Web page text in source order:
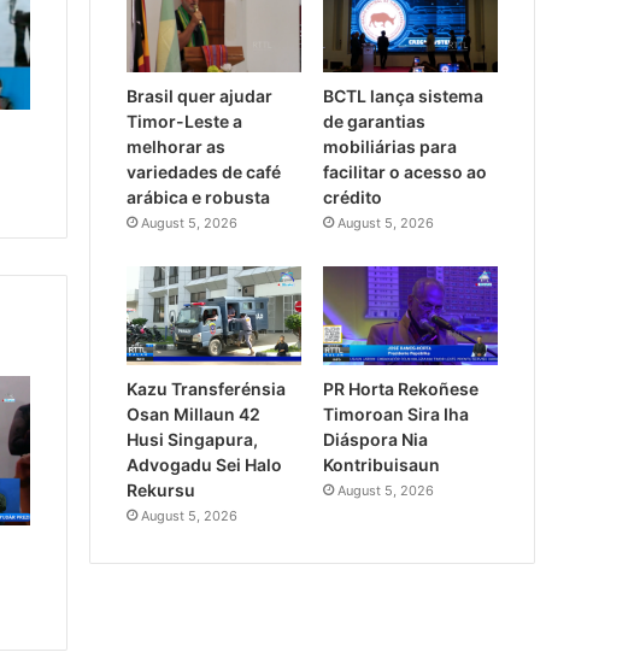
Brasil quer ajudar
Timor-Leste a
melhorar as
variedades de café
arábica e robusta
August 5, 2026
BCTL lança sistema
de garantias
mobiliárias para
facilitar o acesso ao
crédito
August 5, 2026
Kazu Transferénsia
Osan Millaun 42
Husi Singapura,
Advogadu Sei Halo
Rekursu
August 5, 2026
PR Horta Rekoñese
Timoroan Sira Iha
Diáspora Nia
Kontribuisaun
August 5, 2026